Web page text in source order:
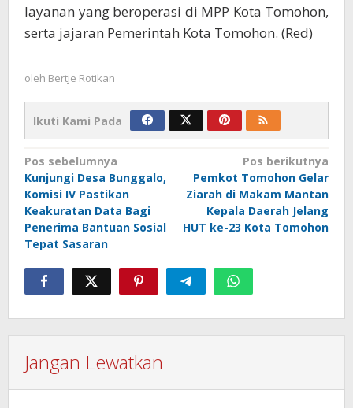
layanan yang beroperasi di MPP Kota Tomohon,
serta jajaran Pemerintah Kota Tomohon. (Red)
oleh Bertje Rotikan
Ikuti Kami Pada
Navigasi
pos
Pos sebelumnya
Kunjungi Desa Bunggalo,
Komisi IV Pastikan
Keakuratan Data Bagi
Penerima Bantuan Sosial
Tepat Sasaran
Pos berikutnya
Pemkot Tomohon Gelar
Ziarah di Makam Mantan
Kepala Daerah Jelang
HUT ke-23 Kota Tomohon
Jangan Lewatkan